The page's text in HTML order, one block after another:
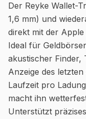
Der Reyke Wallet-
1,6 mm) und
direkt mit der
Ideal für
akustischer Finder,
Anzeige des
Laufzeit pro
macht ihn
Unterstützt